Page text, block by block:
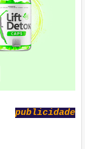
publicidade